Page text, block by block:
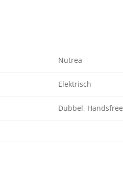
Nutrea
Elektrisch
Dubbel, Handsfree